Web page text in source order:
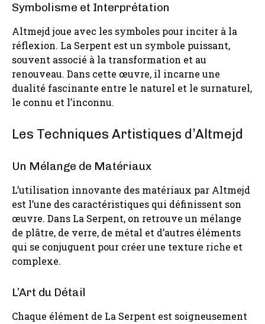
Symbolisme et Interprétation
Altmejd joue avec les symboles pour inciter à la
réflexion. La Serpent est un symbole puissant,
souvent associé à la transformation et au
renouveau. Dans cette œuvre, il incarne une
dualité fascinante entre le naturel et le surnaturel,
le connu et l’inconnu.
Les Techniques Artistiques d’Altmejd
Un Mélange de Matériaux
L’utilisation innovante des matériaux par Altmejd
est l’une des caractéristiques qui définissent son
œuvre. Dans La Serpent, on retrouve un mélange
de plâtre, de verre, de métal et d’autres éléments
qui se conjuguent pour créer une texture riche et
complexe.
L’Art du Détail
Chaque élément de La Serpent est soigneusement